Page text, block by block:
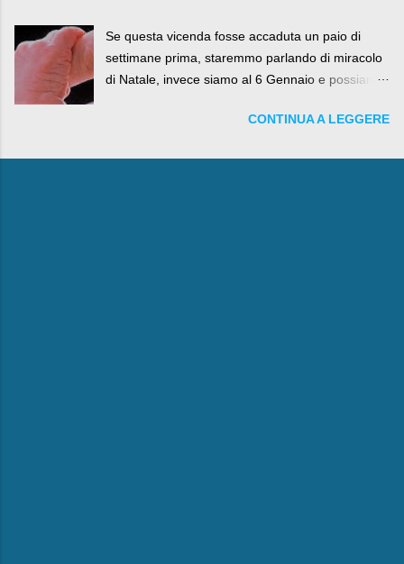
Se questa vicenda fosse accaduta un paio di
settimane prima, staremmo parlando di miracolo
di Natale, invece siamo al 6 Gennaio e possiamo
e la Befana, visto il lieto epilogo della vicenda.
CONTINUA A LEGGERE